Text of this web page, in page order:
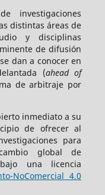
investigaciones
distintas áreas de
y disciplinas
de difusión
dan a conocer en
(ahead of
de arbitraje por
inmediato a su
de ofrecer al
para
global de
una licencia
NoComercial 4.0